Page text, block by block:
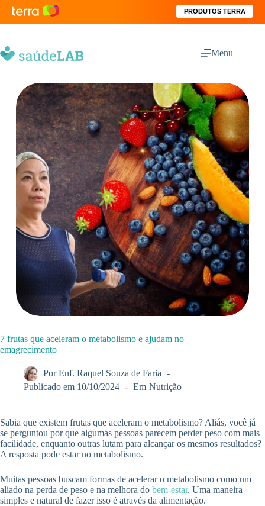
PRODUTOS TERRA
Menu
7 frutas que aceleram o metabolismo e ajudam no
emagrecimento
Por Enf. Raquel Souza de Faria
Publicado em 10/10/2024 Em Nutrição
Sabia que existem frutas que aceleram o metabolismo? Aliás, você já
se perguntou por que algumas pessoas parecem perder peso com mais
facilidade, enquanto outras lutam para alcançar os mesmos resultados?
A resposta pode estar no metabolismo.
Muitas pessoas buscam formas de acelerar o metabolismo como um
aliado na perda de peso e na melhora do bem-estar. Uma maneira
simples e natural de fazer isso é através da alimentação.